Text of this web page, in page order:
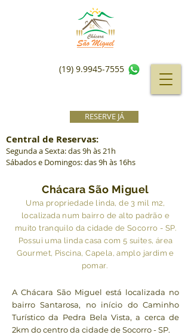
(19) 9.9945-7555
RESERVE JÁ
Central de Reservas:
Segunda a Sexta: das 9h às 21h
Sábados e Domingos: das 9h às 16hs
Chácara São Miguel
Uma propriedade linda, de 3 mil m2,
localizada num bairro de alto padrão e
muito tranquilo da cidade de Socorro - SP.
Possui uma linda casa com 5 suites, área
Gourmet, Piscina, Capela, amplo jardim e
pomar.
A Chácara São Miguel está localizada no
bairro Santarosa, no início do Caminho
Turístico da Pedra Bela Vista, a cerca de
2km do centro da cidade de Socorro - SP.